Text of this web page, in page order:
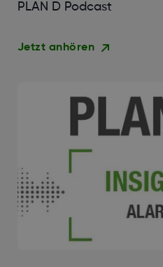
PLAN D Podcast
Jetzt anhören